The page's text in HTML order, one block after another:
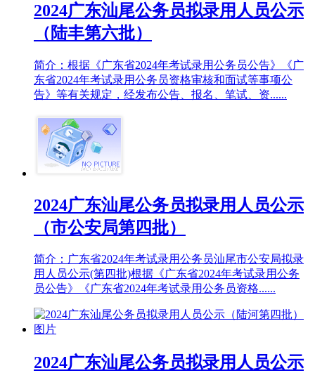
2024广东汕尾公务员拟录用人员公示
（陆丰第六批）
简介：根据《广东省2024年考试录用公务员公告》《广
东省2024年考试录用公务员资格审核和面试等事项公
告》等有关规定，经发布公告、报名、笔试、资......
2024广东汕尾公务员拟录用人员公示
（市公安局第四批）
简介：广东省2024年考试录用公务员汕尾市公安局拟录
用人员公示(第四批)根据《广东省2024年考试录用公务
员公告》《广东省2024年考试录用公务员资格......
2024广东汕尾公务员拟录用人员公示